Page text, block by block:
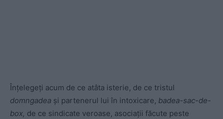
Înțelegeți acum de ce atâta isterie, de ce tristul
domngadea și partenerul lui în intoxicare, badea-sac-de-
box, de ce sindicate veroase, asociații făcute peste